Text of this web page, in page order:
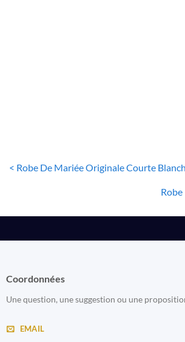
< Robe De Mariée Originale Courte
Robe
Coordonnées
Une question, une suggestion ou une
EMAIL